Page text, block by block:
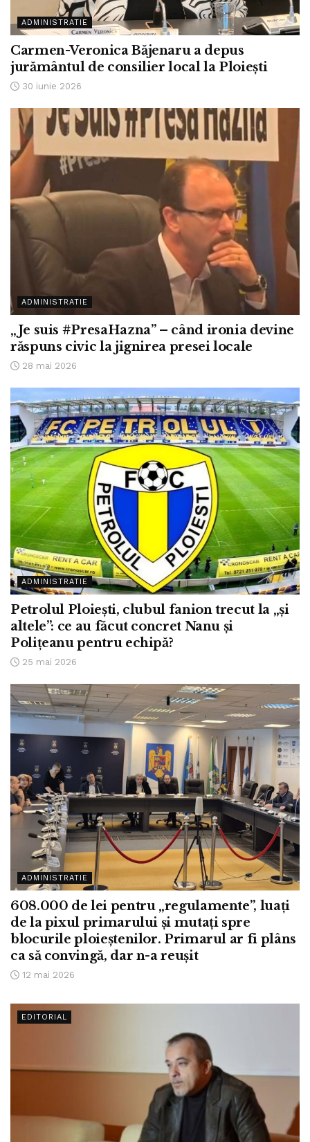
ADMINISTRATIE
Carmen-Veronica Băjenaru a depus
jurământul de consilier local la Ploiești
30 iunie 2026
ADMINISTRATIE
„Je suis #PresaHazna” – când ironia devine
răspuns civic la jignirea presei locale
28 mai 2026
ADMINISTRATIE
Petrolul Ploiești, clubul fanion trecut la „și
altele”: ce au făcut concret Nanu și
Polițeanu pentru echipă?
25 mai 2026
ADMINISTRATIE
608.000 de lei pentru „regulamente”, luați
de la pixul primarului și mutați spre
blocurile ploieștenilor. Primarul ar fi plâns
ca să convingă, dar n-a reușit
12 mai 2026
EDITORIAL